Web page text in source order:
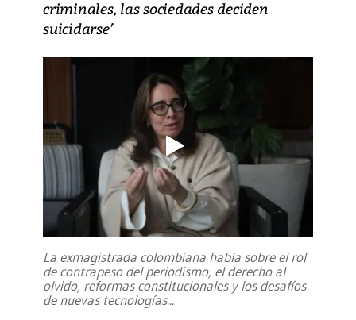
criminales, las sociedades deciden
suicidarse’
La exmagistrada colombiana habla sobre el rol
de contrapeso del periodismo, el derecho al
olvido, reformas constitucionales y los desafíos
de nuevas tecnologías...